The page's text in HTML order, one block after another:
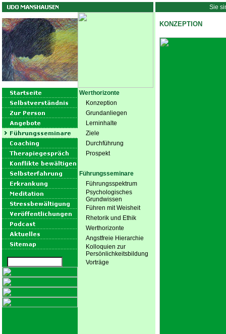
Sie
Werthorizonte
Konzeption
Grundanliegen
Lerninhalte
Ziele
Durchführung
Prospekt
Führungsseminare
Führungsspektrum
Psychologisches
Grundwissen
Führen mit Weisheit
Rhetorik und Ethik
Werthorizonte
Angstfreie Hierarchie
Kolloquien zur
Persönlichkeitsbildung
Vorträge
KONZEPTION